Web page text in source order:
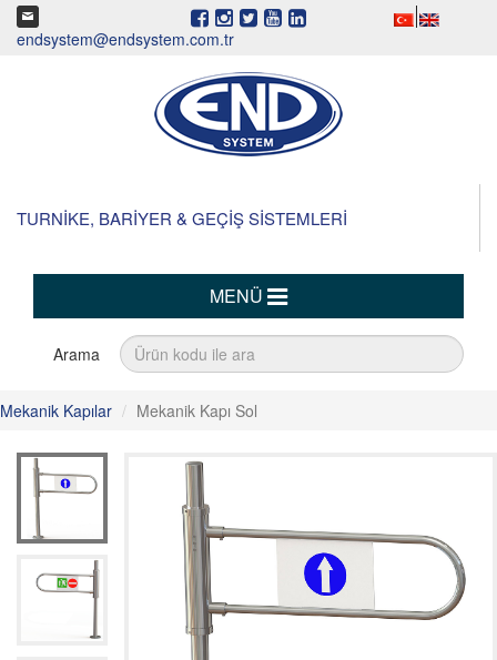
endsystem@endsystem.com.tr
TURNİKE, BARİYER & GEÇİŞ SİSTEMLERİ
MENÜ
Arama
Mekanik Kapılar Mekanik Kapı Sol